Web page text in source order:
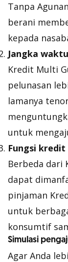
Tanpa
berani
kepada
Jangka
Kredit Multi
pelunasan
lamanya
untuk
Fungsi
Berbeda dari
dapat
pinjaman
untuk
konsumtif
Simulasi
Agar Anda